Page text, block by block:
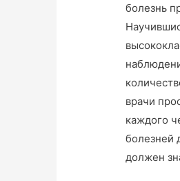
болезнь
врачи
каждого
болезней
должен